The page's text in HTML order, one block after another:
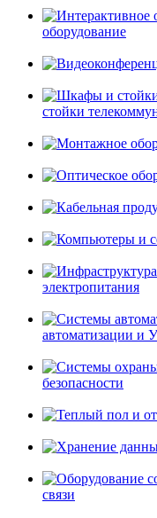
оборудование
стойки
электропитания
автоматизации и
безопасности
связи